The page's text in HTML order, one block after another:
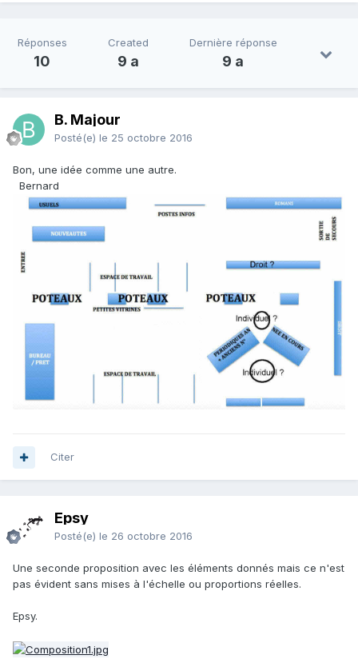
Réponses
10
Created
9 a
Dernière réponse
9 a
B. Majour
Posté(e) le 25 octobre 2016
Bon, une idée comme une autre.
Bernard
Citer
Epsy
Posté(e) le 26 octobre 2016
Une seconde proposition avec les éléments donnés mais ce n'est
pas évident sans mises à l'échelle ou proportions réelles.
Epsy.